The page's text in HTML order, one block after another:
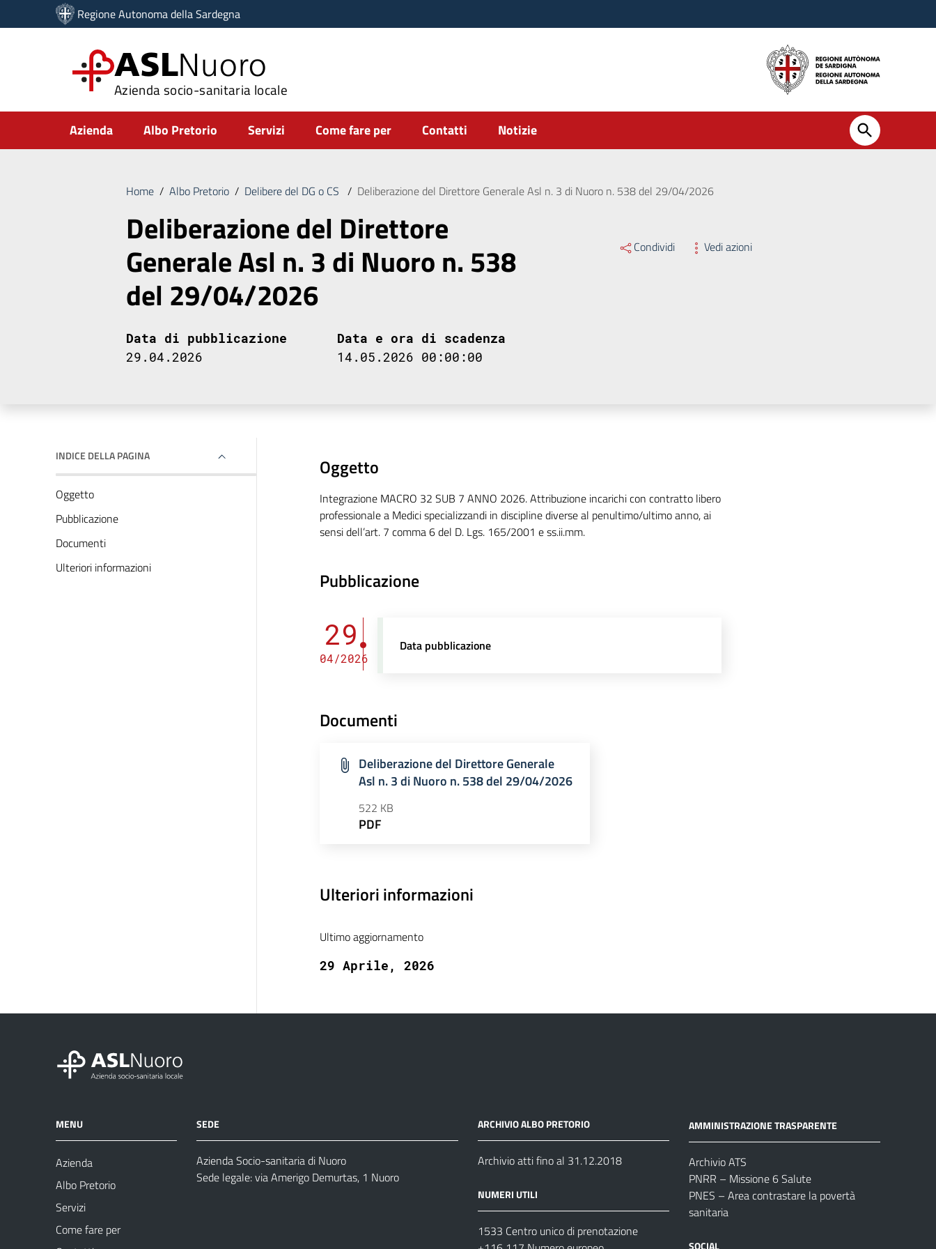
Vai ai contenuti
Vai al menu di navigazione
Regione Autonoma della Sardegna
ASLNuoro
Azienda socio-sanitaria locale
Submenu
Azienda Albo Pretorio Servizi Come fare per Contatti Notizie
Home / Albo Pretorio / Delibere del DG o CS / Deliberazione del Direttore Generale Asl n. 3 di Nuoro n. 538 del 29/04/2026
Deliberazione del Direttore
Generale Asl n. 3 di Nuoro n. 538
del 29/04/2026
Condividi Vedi azioni
Data di pubblicazione
29.04.2026
Data e ora di scadenza
14.05.2026 00:00:00
INDICE DELLA PAGINA
Oggetto
Pubblicazione
Documenti
Ulteriori informazioni
Oggetto
Integrazione MACRO 32 SUB 7 ANNO 2026. Attribuzione incarichi con contratto libero
professionale a Medici specializzandi in discipline diverse al penultimo/ultimo anno, ai
sensi dell’art. 7 comma 6 del D. Lgs. 165/2001 e ss.ii.mm.
Pubblicazione
29
04/2026
Data pubblicazione
Documenti
Deliberazione del Direttore Generale
Asl n. 3 di Nuoro n. 538 del 29/04/2026
522 KB
PDF
Ulteriori informazioni
Ultimo aggiornamento
29 Aprile, 2026
MENU
Azienda
Albo Pretorio
Servizi
Come fare per
SEDE
Azienda Socio-sanitaria di Nuoro
Sede legale: via Amerigo Demurtas, 1 Nuoro
ARCHIVIO ALBO PRETORIO
Archivio atti fino al 31.12.2018
NUMERI UTILI
1533 Centro unico di prenotazione
AMMINISTRAZIONE TRASPARENTE
Archivio ATS
PNRR – Missione 6 Salute
PNES – Area contrastare la povertà
sanitaria
SOCIAL